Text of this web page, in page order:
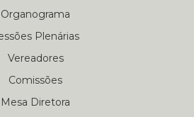
Organograma
Plenárias
Vereadores
Comissões
Mesa Diretora